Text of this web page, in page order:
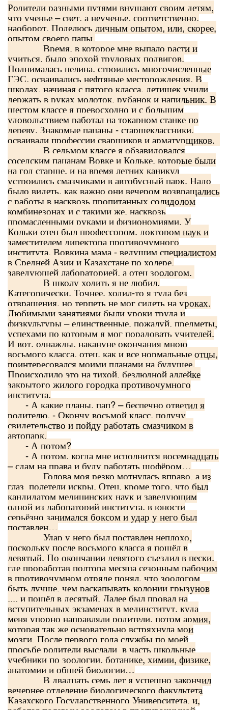
Родители разными путями внушают своим детям,
что ученье – свет, а неученье, соответственно,
наоборот. Поделюсь личным опытом, или, скорее,
опытом своего папы.
Время, в которое мне выпало расти и
учиться, было эпохой трудовых подвигов.
Поднималась целина, строились многочисленные
ГЭС, осваивались нефтяные месторождения. В
школах, начиная с пятого класса, детишек учили
держать в руках молоток, рубанок и напильник. В
шестом классе я превосходно и с большим
удовольствием работал на токарном станке по
дереву. Знакомые пацаны - старшеклассники,
осваивали профессии сварщиков и арматурщиков.
В седьмом классе я обзавидовался
соседским пацанам Вовке и Кольке, которые были
на год старше, и на время летних каникул
устроились смазчиками в автобусный парк. Надо
было видеть, как важно они вечером возвращались
с работы в насквозь пропитанных солидолом
комбинезонах и с такими же, насквозь
промасленными руками и физиономиями. У
Кольки отец был профессором, доктором наук и
заместителем директора противочумного
института. Вовкина мама - ведущим специалистом
в Средней Азии и Казахстане по холере,
заведующей лабораторией, а отец зоологом.
В школу ходить я не любил.
Категорически. Точнее, ходил-то я туда без
отвращения, но терпеть не мог сидеть на уроках.
Любимыми занятиями были уроки труда и
физкультуры – единственные, пожалуй, предметы,
успехами по которым я мог порадовать учителей.
И вот, однажды, накануне окончания мною
восьмого класса, отец, как и все нормальные отцы,
поинтересовался моими планами на будущее.
Происходило это на тихой, безлюдной аллейке
закрытого жилого городка противочумного
института.
- А какие планы, пап? – беспечно ответил я
родителю, - Окончу восьмой класс, получу
свидетельство и пойду работать смазчиком в
автопарк.
- А потом?
- А потом, когда мне исполнится восемнадцать
– сдам на права и буду работать шофёром…
Голова моя резко мотнулась вправо, а из
глаз полетели искры. Отец, кроме того, что был
кандидатом медицинских наук и заведующим
одной из лабораторий института, в юности
серьёзно занимался боксом и удар у него был
поставлен…
Удар у него был поставлен неплохо,
поскольку после восьмого класса я пошёл в
девятый. По окончании девятого съездил в пески,
где проработав полтора месяца сезонным рабочим
в противочумном отряде понял, что зоологом
быть лучше, чем раскапывать колонии грызунов
..., и пошёл в десятый. Далее был провал на
вступительных экзаменах в мединститут, куда
меня упорно направляли родители, потом армия,
которая так же основательно встряхнула мои
мозги. После первого года службы по моей
просьбе родители выслали в часть школьные
учебники по зоологии, ботанике, химии, физике,
анатомии и общей биологии…
В двадцать семь лет я успешно закончил
вечернее отделение биологического факультета
Казахского Государственного Университета, и,